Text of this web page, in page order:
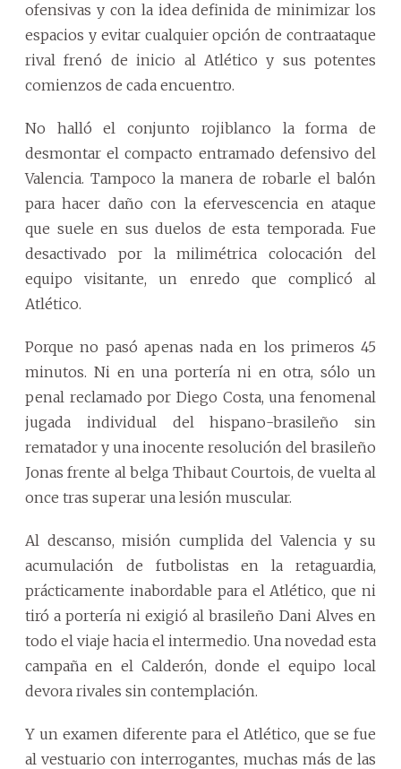
ofensivas y con la idea definida de minimizar los
espacios y evitar cualquier opción de contraataque
rival frenó de inicio al Atlético y sus potentes
comienzos de cada encuentro.
No halló el conjunto rojiblanco la forma de
desmontar el compacto entramado defensivo del
Valencia. Tampoco la manera de robarle el balón
para hacer daño con la efervescencia en ataque
que suele en sus duelos de esta temporada. Fue
desactivado por la milimétrica colocación del
equipo visitante, un enredo que complicó al
Atlético.
Porque no pasó apenas nada en los primeros 45
minutos. Ni en una portería ni en otra, sólo un
penal reclamado por Diego Costa, una fenomenal
jugada individual del hispano-brasileño sin
rematador y una inocente resolución del brasileño
Jonas frente al belga Thibaut Courtois, de vuelta al
once tras superar una lesión muscular.
Al descanso, misión cumplida del Valencia y su
acumulación de futbolistas en la retaguardia,
prácticamente inabordable para el Atlético, que ni
tiró a portería ni exigió al brasileño Dani Alves en
todo el viaje hacia el intermedio. Una novedad esta
campaña en el Calderón, donde el equipo local
devora rivales sin contemplación.
Y un examen diferente para el Atlético, que se fue
al vestuario con interrogantes, muchas más de las